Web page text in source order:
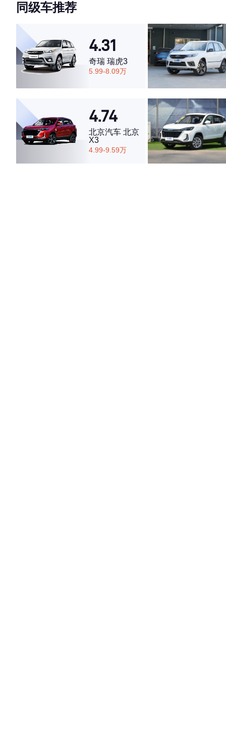
·外观表现一般，低于96%同级车
·空间表现一般，低于70%同级车
同级车推荐
4.31
奇瑞 瑞虎3
5.99-8.09万
4.74
北京汽车 北京
X3
4.99-9.59万